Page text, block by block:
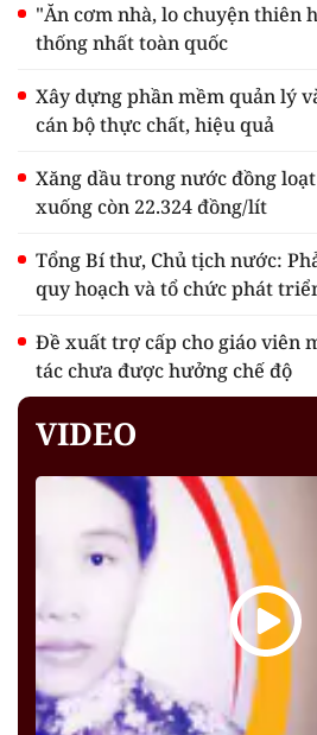
"Ăn cơm nhà, lo chuyện thiên
thống nhất toàn quốc
Xây dựng phần mềm quản lý
cán bộ thực chất, hiệu quả
Xăng dầu trong nước đồng
xuống còn 22.324 đồng/lít
Tổng Bí thư, Chủ tịch nước:
quy hoạch và tổ chức phát
Đề xuất trợ cấp cho giáo viên
tác chưa được hưởng chế độ
VIDEO